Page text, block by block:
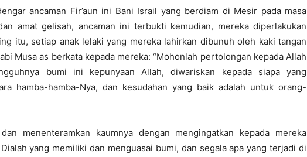
ancaman Fir’aun ini Bani Israil yang berdiam di Mesir pada masa
amat gelisah, ancaman ini terbukti kemudian, mereka diperlakukan
itu, setiap anak lelaki yang mereka lahirkan dibunuh oleh kaki tangan
Musa as berkata kepada mereka: “Mohonlah pertolongan kepada Allah
bumi ini kepunyaan Allah, diwariskan kepada siapa yang
hamba-hamba-Nya, dan kesudahan yang baik adalah untuk orang-
menenteramkan kaumnya dengan mengingatkan kepada mereka
yang memiliki dan menguasai bumi, dan segala apa yang terjadi di